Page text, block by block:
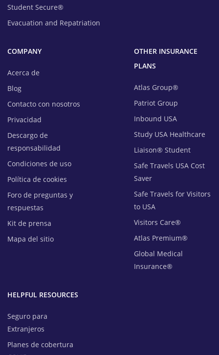
Student Secure®
Evacuation and Repatriation
OTHER INSURANCE
PLANS
Atlas Group®
Patriot Group
Inbound USA
Study USA Healthcare
Liaison® Student
Safe Travels USA Cost
Saver
Safe Travels for Visitors
to USA
Visitors Care®
Atlas Premium®
Global Medical
Insurance®
COMPANY
Acerca de
Blog
Contacto con nosotros
Privacidad
Descargo de
responsabilidad
Condiciones de uso
Política de cookies
Foro de preguntas y
respuestas
Kit de prensa
Mapa del sitio
HELPFUL RESOURCES
Seguro para
Extranjeros
Planes de cobertura